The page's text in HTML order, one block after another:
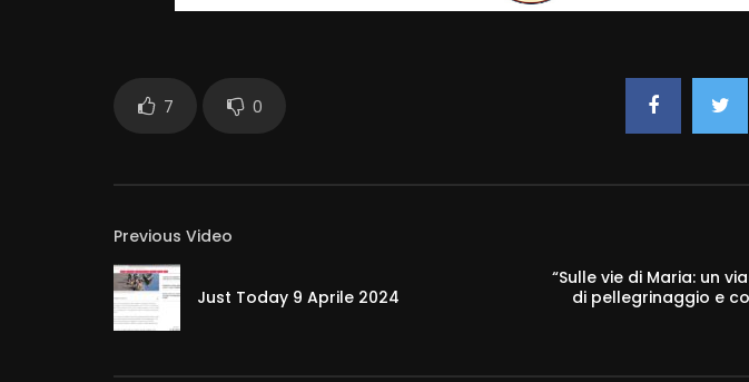
7 0
Previous Video
Just Today 9 Aprile 2024
“Sulle vie di Maria: un
di pellegrinaggio e